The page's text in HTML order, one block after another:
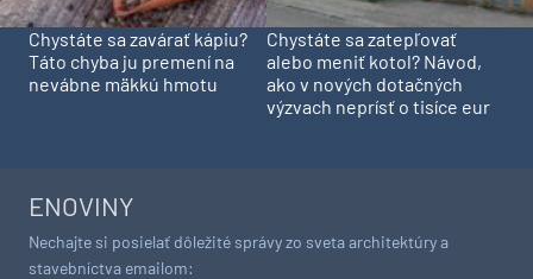
Chystáte sa zavárať kápiu?
Táto chyba ju premení na
nevábne mäkkú hmotu
Chystáte sa zatepľovať
alebo meniť kotol? Návod,
ako v nových dotačných
výzvach neprísť o tisíce eur
ENOVINY
Nechajte si posielať dôležité správy zo sveta architektúry a
stavebníctva emailom: